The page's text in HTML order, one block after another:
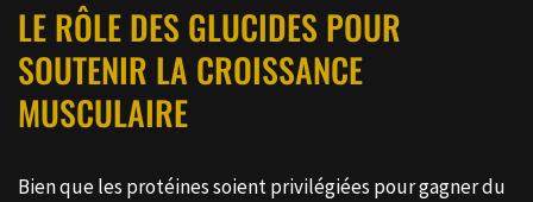
LE RÔLE DES GLUCIDES POUR
SOUTENIR LA CROISSANCE
MUSCULAIRE
Bien que les protéines soient privilégiées pour gagner du